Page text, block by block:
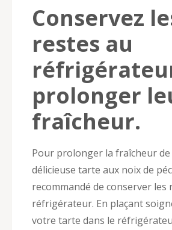
Conservez
restes au
prolonger
fraîcheur.
Pour prolonger la fraîcheur
délicieuse tarte aux noix de
recommandé de conserver les
réfrigérateur. En plaçant
votre tarte dans le